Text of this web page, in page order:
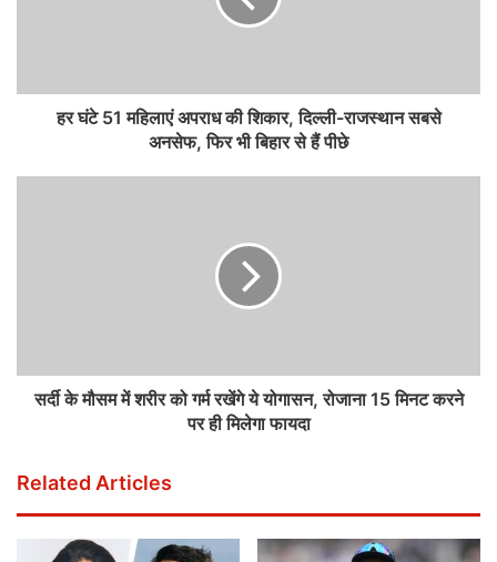
हर घंटे 51 महिलाएं अपराध की शिकार, दिल्‍ली-राजस्‍थान सबसे
अनसेफ, फिर भी बिहार से हैं पीछे
सर्दी के मौसम में शरीर को गर्म रखेंगे ये योगासन, रोजाना 15 मिनट करने
पर ही मिलेगा फायदा
Related Articles